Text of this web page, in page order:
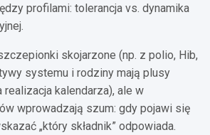
profilami: tolerancja vs. dynamika
skojarzone (np. z polio, Hib,
systemu i rodziny mają plusy
realizacja kalendarza), ale w
wprowadzają szum: gdy pojawi się
„który składnik” odpowiada.